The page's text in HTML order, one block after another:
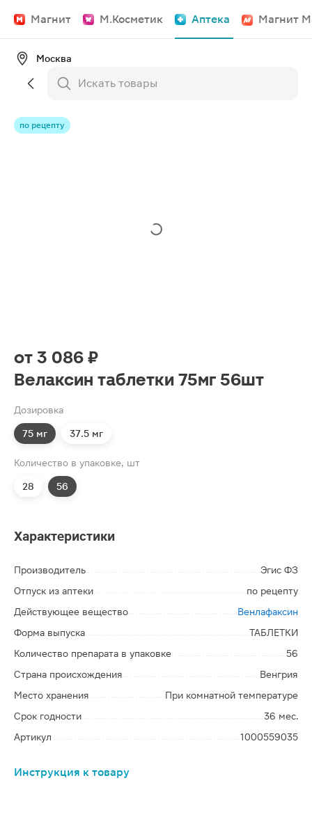
Магнит М.Косметик Аптека Магнит
Москва
по рецепту
от 3 086 ₽
Велаксин таблетки 75мг 56шт
Дозировка
75 мг 37.5 мг
Количество в упаковке, шт
28 56
Характеристики
Производитель
Эгис ФЗ
Отпуск из аптеки
по рецепту
Действующее вещество
Венлафаксин
Форма выпуска
ТАБЛЕТКИ
Количество препарата в упаковке
56
Страна происхождения
Венгрия
Место хранения
При комнатной температуре
Срок годности
36 мес.
Артикул
1000559035
Инструкция к товару